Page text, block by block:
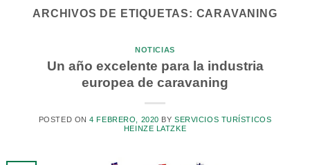
ARCHIVOS DE ETIQUETAS: CARAVANING
NOTICIAS
Un año excelente para la industria
europea de caravaning
POSTED ON4 FEBRERO, 2020 BYSERVICIOS TURÍSTICOS
HEINZE LATZKE